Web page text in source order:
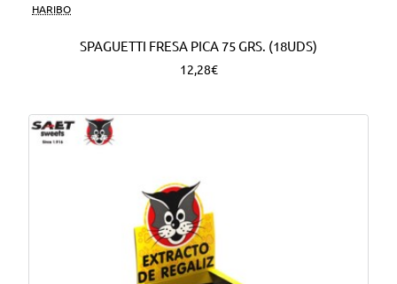
HARIBO
SPAGUETTI FRESA PICA 75 GRS. (18UDS)
12,28€